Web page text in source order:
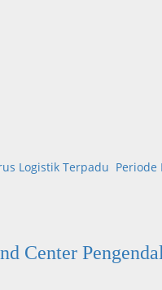
Logistik Terpadu
Center